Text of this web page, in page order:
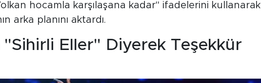
hocamla karşılaşana kadar" ifadelerini kullanarak
arka planını aktardı.
Eller" Diyerek Teşekkür